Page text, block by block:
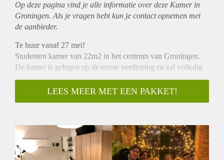
Op deze pagina vind je alle informatie over deze Kamer in
Groningen. Als je vragen hebt kun je contact opnemen met
de aanbieder.
Te huur vanaf 27 mei!
Studenten kamer van 22m2 in het centrum van Groningen.
De kamer is gelegen op de eerste verdieping en zal volledig
gemeubileerd worden opgeleverd. In het huis bevinden zich
een woonkamer, 2 keukens, 2 toiletten en een wasmachine.
Deze deel je met 6 andere gezellige huisgenoten. Ook is er
september. Mijn stage bevindt zich deze zomer in het
buitenland vandaar dat ik deze kamer voor deze periode
verhuur. Als je opzoek bent naar een vaste kamer dan is dit
LEES MEER MET EEN PAKKET!